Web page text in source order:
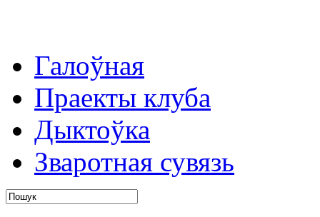
Галоўная
Праекты клуба
Дыктоўка
Зваротная сувязь